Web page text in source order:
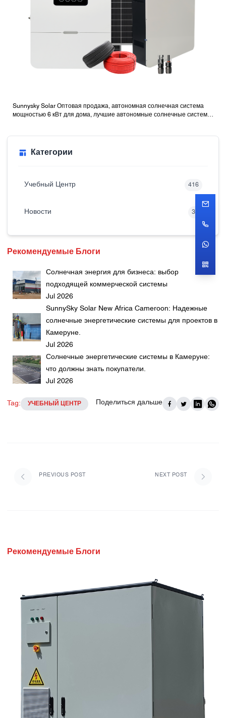
Sunnysky Solar Оптовая продажа, автономная солнечная система
мощностью 6 кВт для дома, лучшие автономные солнечные системы
Категории
Учебный Центр 416
Новости 32
Рекомендуемые Блоги
Солнечная энергия для бизнеса: выбор
подходящей коммерческой системы
Jul 2026
SunnySky Solar New Africa Cameroon: Надежные
солнечные энергетические системы для проектов в
Камеруне.
Jul 2026
Солнечные энергетические системы в Камеруне:
что должны знать покупатели.
Jul 2026
Tag: УЧЕБНЫЙ ЦЕНТР Поделиться дальше
PREVIOUS POST NEXT POST
Рекомендуемые Блоги